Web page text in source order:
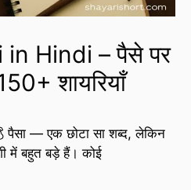
Hindi – पैसे पर
शायरियाँ
पैसा — एक छोटा सा शब्द, लेकिन
में बहुत बड़े हैं। कोई